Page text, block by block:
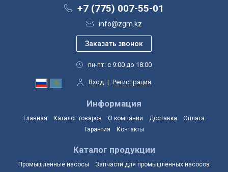
+7 (775) 007-55-01
info@zgm.kz
пн-пт: с 9:00 до 18:00
Вход | Регистрация
Информация
Главная Каталог товаров О компании Доставка
Оплата
Гарантия
Контакты
Каталог продукции
Промышленные насосы
Запчасти для промышленных насосов